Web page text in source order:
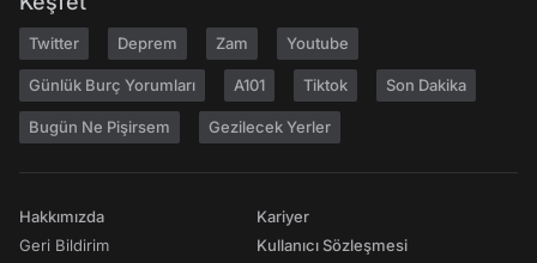
Twitter Deprem Zam Youtube
Günlük Burç Yorumları A101 Tiktok Son Dakika
Bugün Ne Pişirsem Gezilecek Yerler
Hakkımızda
Geri Bildirim
Kariyer
Kullanıcı Sözleşmesi